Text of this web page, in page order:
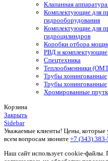
Клапанная
Комплектующие для
гидрооборудования
Комплектующие для
гидроцилиндров
Коробки отбора
РВД и комплектующие
Спецтехника
Теплообменники
Трубы хонингованные
Трубы хонингованные
Хромированные
Корзина
Закрыть
Sidebar
Уважаемые клиенты! Цены, которые
всем вопросам звоните +7 (343)
Наш сайт использует cookie-файлы.